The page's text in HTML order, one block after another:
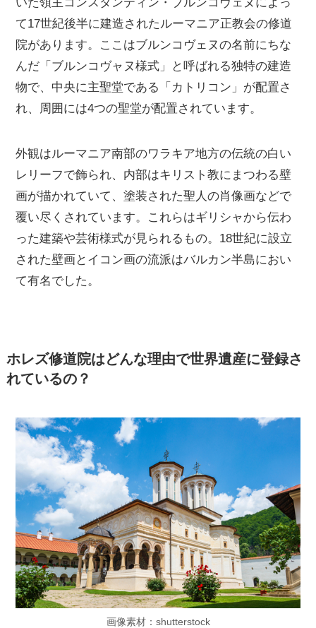
て17世紀後半に建造されたルーマニア正教会の修道
院があります。ここはブルンコヴェヌの名前にちな
んだ「ブルンコヴャヌ様式」と呼ばれる独特の建造
物で、中央に主聖堂である「カトリコン」が配置さ
れ、周囲には4つの聖堂が配置されています。
外観はルーマニア南部のワラキア地方の伝統の白い
レリーフで飾られ、内部はキリスト教にまつわる壁
画が描かれていて、塗装された聖人の肖像画などで
覆い尽くされています。これらはギリシャから伝わ
った建築や芸術様式が見られるもの。18世紀に設立
された壁画とイコン画の流派はバルカン半島におい
て有名でした。
ホレズ修道院はどんな理由で世界遺産に登録さ
れているの？
画像素材：shutterstock